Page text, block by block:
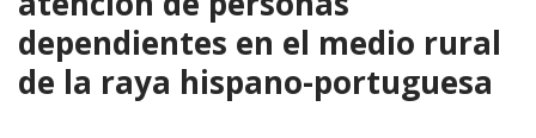
dependientes en el medio rural
de la raya hispano-portuguesa